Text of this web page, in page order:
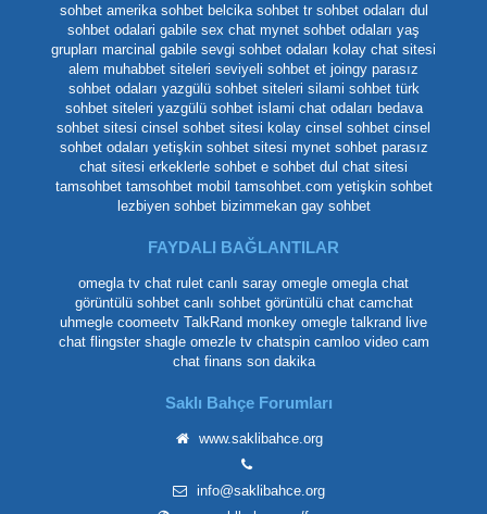
sohbet amerika sohbet belcika sohbet tr sohbet odaları dul
sohbet odalari gabile sex chat mynet sohbet odaları yaş
grupları marcinal gabile sevgi sohbet odaları kolay chat sitesi
alem muhabbet siteleri seviyeli sohbet et joingy parasız
sohbet odaları yazgülü sohbet siteleri silami sohbet türk
sohbet siteleri yazgülü sohbet islami chat odaları bedava
sohbet sitesi cinsel sohbet sitesi kolay cinsel sohbet cinsel
sohbet odaları yetişkin sohbet sitesi mynet sohbet parasız
chat sitesi erkeklerle sohbet e sohbet dul chat sitesi
tamsohbet tamsohbet mobil tamsohbet.com yetişkin sohbet
lezbiyen sohbet bizimmekan gay sohbet
FAYDALI BAĞLANTILAR
omegla tv chat rulet canlı saray omegle omegla chat
görüntülü sohbet canlı sohbet görüntülü chat camchat
uhmegle coomeetv TalkRand monkey omegle talkrand live
chat flingster shagle omezle tv chatspin camloo video cam
chat finans son dakika
Saklı Bahçe Forumları
www.saklibahce.org
info@saklibahce.org